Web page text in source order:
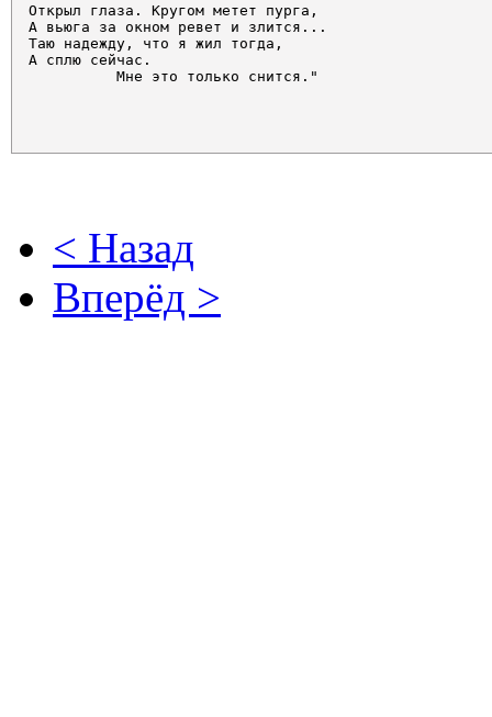
Открыл глаза. Кругом метет пурга,
А вьюга за окном ревет и злится...
Таю надежду, что я жил тогда,
А сплю сейчас.
          Мне это только снится."
< Назад
Вперёд >